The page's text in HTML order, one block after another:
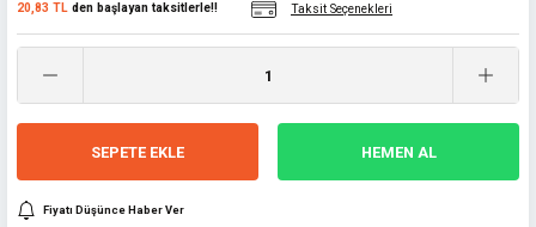
20,83 TL den başlayan taksitlerle!! Taksit Seçenekleri
SEPETE EKLE HEMEN AL
Fiyatı Düşünce Haber Ver